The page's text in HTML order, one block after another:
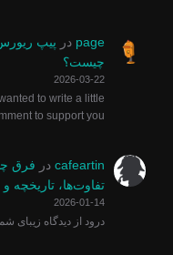
page در پیپ
چیست؟
2026-03-22
to write a little
to support you.
cafeartin در فرق
تفاوت‌ها، تاریخچه و
2026-01-14
درود از دیدگاه زیبای